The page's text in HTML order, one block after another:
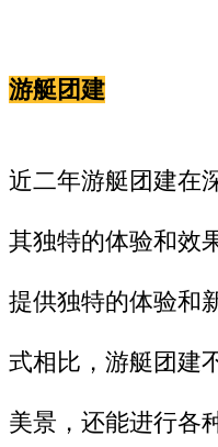
游艇团建
近二年游艇团建在
其独特的体验和效
提供独特的体验和
式相比，游艇团建
美景，还能进行各